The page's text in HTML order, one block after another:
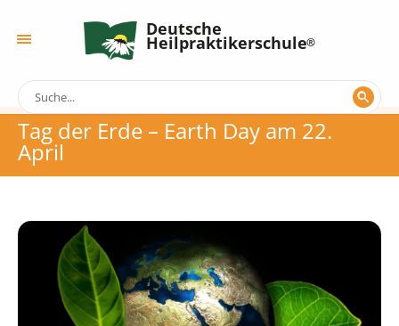
Deutsche
Heilpraktikerschule
Tag der Erde – Earth Day am 22.
April